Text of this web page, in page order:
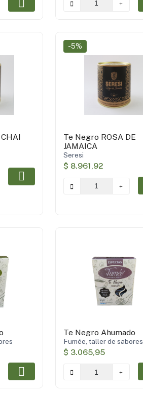
-5%
Te Negro ROSA DE
JAMAICA
Seresi
$ 8.961,92
Te Negro Ahumado
Fumée, taller de sabores
$ 3.065,95